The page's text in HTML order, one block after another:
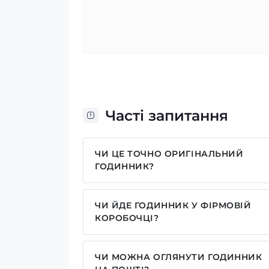
Часті запитання
ЧИ ЦЕ ТОЧНО ОРИГІНАЛЬНИЙ
ГОДИННИК?
Так, усі годинники у нас лише
ЧИ ЙДЕ ГОДИННИК У ФІРМОВІЙ
КОРОБОЧЦІ?
Для годинників бренду Casio, Pagani
брендовим надписом. Для бренду
камуфляжну(в залежності класична
ЧИ МОЖНА ОГЛЯНУТИ ГОДИННИК